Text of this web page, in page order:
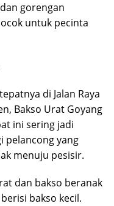
gorengan
untuk pecinta
di Jalan Raya
Bakso Urat Goyang
ini sering jadi
pelancong yang
menuju pesisir.
dan bakso beranak
bakso kecil.